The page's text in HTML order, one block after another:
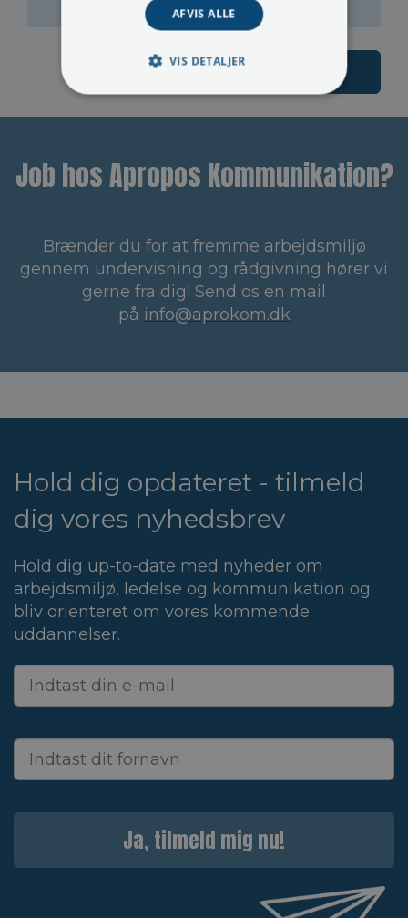
Send besked
Job hos Apropos Kommunikation?
Brænder du for at fremme arbejdsmiljø
gennem undervisning og rådgivning hører vi
gerne fra dig! Send os en mail
på info@aprokom.dk
Hold dig opdateret - tilmeld
dig vores nyhedsbrev
Hold dig up-to-date med nyheder om
arbejdsmiljø, ledelse og kommunikation og
bliv orienteret om vores kommende
uddannelser.
Ja, tilmeld mig nu!
AFVIS ALLE
VIS DETALJER